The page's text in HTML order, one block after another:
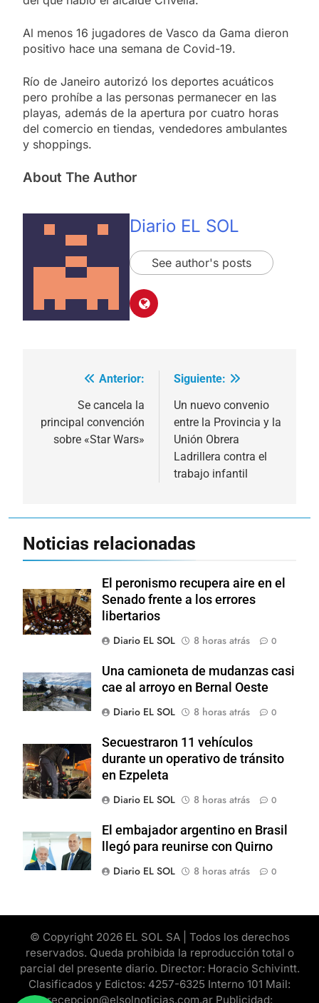
Al menos 16 jugadores de Vasco da Gama dieron
positivo hace una semana de Covid-19.
Río de Janeiro autorizó los deportes acuáticos
pero prohíbe a las personas permanecer en las
playas, además de la apertura por cuatro horas
del comercio en tiendas, vendedores ambulantes
y shoppings.
About The Author
Diario EL SOL
See author's posts
Navegación
entradas
Anterior:
Se cancela la
principal convención
sobre «Star Wars»
Siguiente:
Un nuevo convenio
entre la Provincia y la
Unión Obrera
Ladrillera contra el
trabajo infantil
Noticias relacionadas
El peronismo recupera aire en el
Senado frente a los errores
libertarios
Diario EL SOL
8 horas atrás 0
Una camioneta de mudanzas casi
cae al arroyo en Bernal Oeste
Diario EL SOL
8 horas atrás 0
Secuestraron 11 vehículos
durante un operativo de tránsito
en Ezpeleta
Diario EL SOL
8 horas atrás 0
El embajador argentino en Brasil
llegó para reunirse con Quirno
Diario EL SOL
8 horas atrás 0
© Copyright 2026 EL SOL SA | Todos los derechos
reservados. Queda prohibida la reproducción total o
parcial del presente diario. Director: Horacio Schivintt.
Clasificados y Edictos: 4257-6325 Interno 101 Mail:
recepcion@elsolnoticias.com.ar Publicidad: